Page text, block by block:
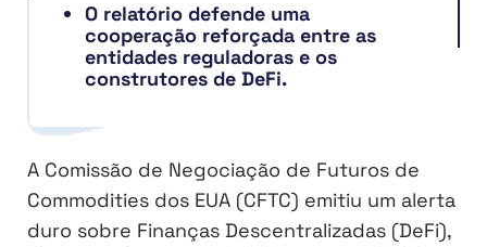
O relatório defende uma
cooperação reforçada entre as
entidades reguladoras e os
construtores de DeFi.
A Comissão de Negociação de Futuros de
Commodities dos EUA (CFTC) emitiu um alerta
duro sobre Finanças Descentralizadas (DeFi),